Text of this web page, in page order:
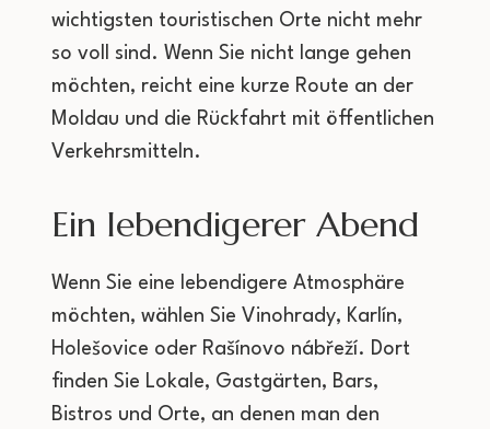
wichtigsten touristischen Orte nicht mehr
so voll sind. Wenn Sie nicht lange gehen
möchten, reicht eine kurze Route an der
Moldau und die Rückfahrt mit öffentlichen
Verkehrsmitteln.
Ein lebendigerer Abend
Wenn Sie eine lebendigere Atmosphäre
möchten, wählen Sie Vinohrady, Karlín,
Holešovice oder Rašínovo nábřeží. Dort
finden Sie Lokale, Gastgärten, Bars,
Bistros und Orte, an denen man den